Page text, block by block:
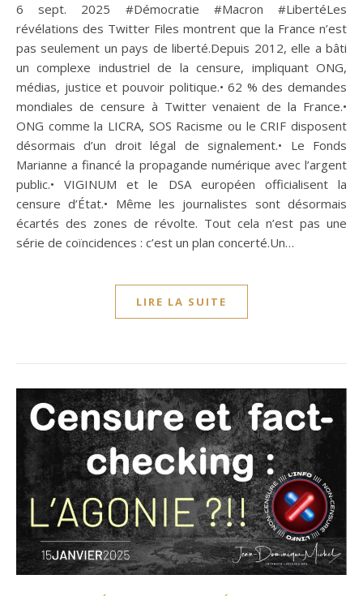
6 sept. 2025 #Démocratie #Macron #LibertéLes
révélations des Twitter Files montrent que la France n’est
pas seulement un pays de liberté.Depuis 2012, elle a bâti
un complexe industriel de la censure, impliquant ONG,
médias, justice et pouvoir politique.• 62 % des demandes
mondiales de censure à Twitter venaient de la France.•
ONG comme la LICRA, SOS Racisme ou le CRIF disposent
désormais d’un droit légal de signalement.• Le Fonds
Marianne a financé la propagande numérique avec l’argent
public.• VIGINUM et le DSA européen officialisent la
censure d’État.• Même les journalistes sont désormais
écartés des zones de révolte. Tout cela n’est pas une
série de coïncidences : c’est un plan concerté.Un…
LIRE LA SUITE